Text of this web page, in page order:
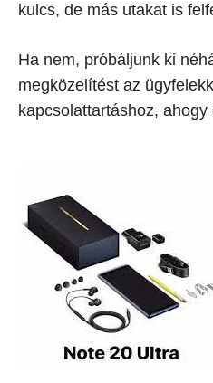
kulcs, de más utakat is
Ha nem, próbáljunk ki
megközelítést az
kapcsolattartáshoz,